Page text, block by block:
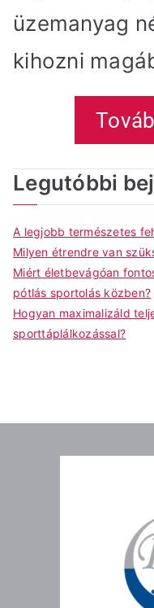
üzemanyag
kihozni
Legutóbbi
A legjobb természetes
Milyen étrendre van
Miért életbevágóan
pótlás sportolás közben?
Hogyan maximalizáld
sporttáplálkozással?